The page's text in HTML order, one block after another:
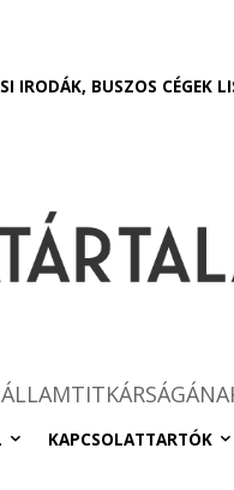
IRODÁK, BUSZOS CÉGEK
KAPCSOLATTARTÓK